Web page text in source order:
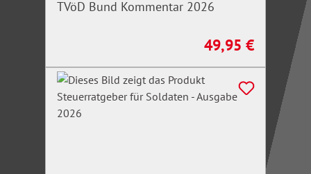
TVöD Bund Kommentar 2026
Regulärer Preis:
49,95 €